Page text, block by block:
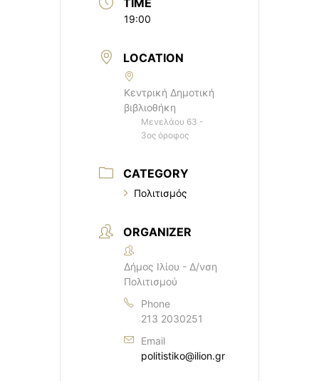
TIME
19:00
LOCATION
Κεντρική Δημοτική
βιβλιοθήκη
Μενελάου 63 -
3ος όροφος
CATEGORY
Πολιτισμός
ORGANIZER
Δήμος Ιλίου - Δ/νση
Πολιτισμού
Phone
213 2030251
Email
politistiko@ilion.gr